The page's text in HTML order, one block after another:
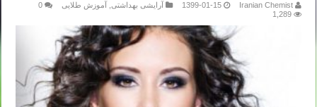
Iranian Chemist
1399-01-15 آرایشی بهداشتی آموزش طلایی
0
1,289